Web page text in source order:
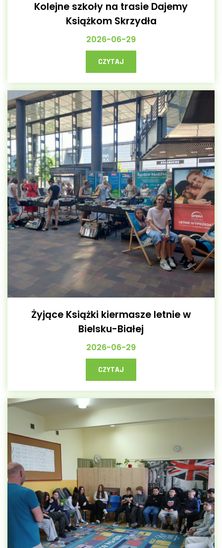
Kolejne szkoły na trasie Dajemy
Książkom Skrzydła
2026-06-29
CZYTAJ
Żyjące Książki kiermasze letnie w
Bielsku-Białej
2026-06-29
CZYTAJ